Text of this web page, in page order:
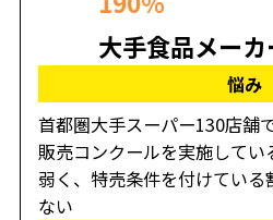
大手食品メー
悩み
首都圏大手スーパー130店舗
販売コンクールを実施して
弱く、特売条件を付けてい
ない